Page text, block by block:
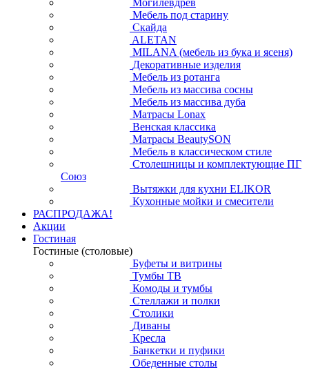
Мебель под старину
Скайда
ALETAN
MILANA (мебель из бука и ясеня)
Декоративные изделия
Мебель из ротанга
Мебель из массива сосны
Мебель из массива дуба
Матрасы Lonax
Венская классика
Матрасы BeautySON
Мебель в классическом стиле
Столешницы и комплектующие ПГ
Союз
Вытяжки для кухни ELIKOR
Кухонные мойки и смесители
РАСПРОДАЖА!
Акции
Гостиная
Гостиные (столовые)
Буфеты и витрины
Тумбы ТВ
Комоды и тумбы
Стеллажи и полки
Столики
Диваны
Кресла
Банкетки и пуфики
Обеденные столы